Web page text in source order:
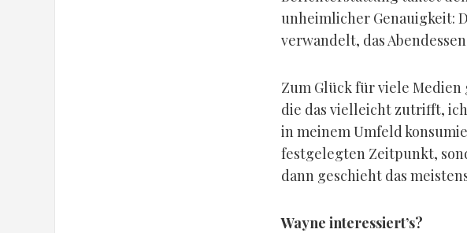
unheimlicher Genauigkeit:
verwandelt, das
Zum Glück für viele
die das vielleicht zutrifft,
in meinem Umfeld
festgelegten Zeitpunkt,
dann geschieht das
Wayne interessiert’s?